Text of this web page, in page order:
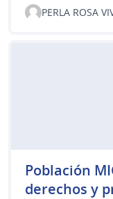
PERLA ROSA
Población
derechos y